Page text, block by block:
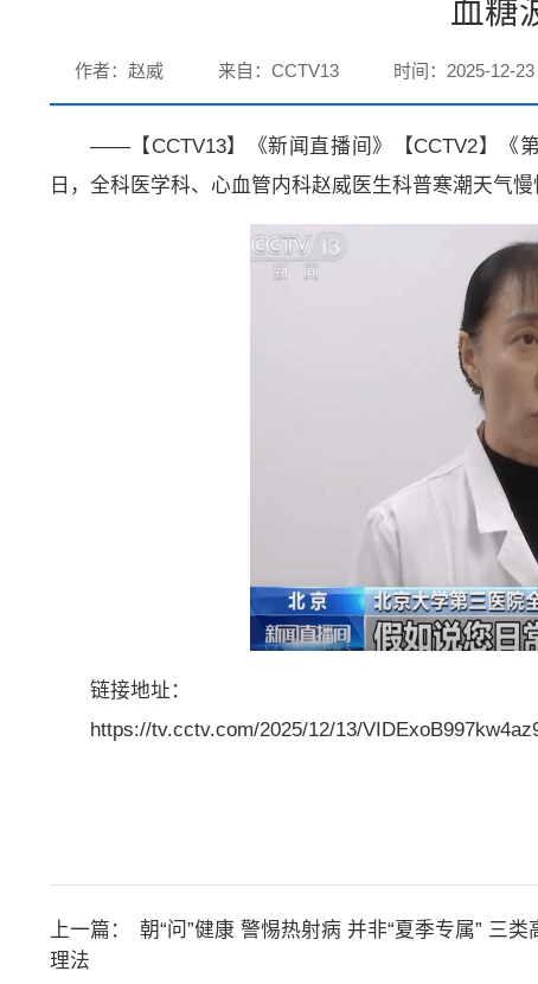
血糖
作者：赵威 来自：CCTV13 时间：2025-12-23
——【CCTV13】《新闻直播间》【CCTV2】《
日，全科医学科、心血管内科赵威医生科普寒潮天气慢
链接地址：
https://tv.cctv.com/2025/12/13/
上一篇：
朝“问”健康 警惕热射病 并非“夏季专属” 三
理法